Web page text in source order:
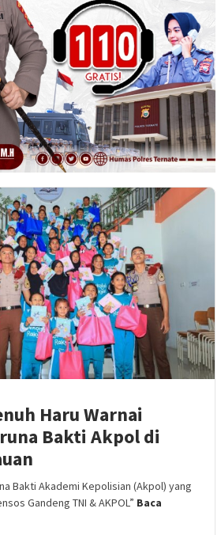
Haru Warnai
Bakti Akpol di
Bakti Akademi Kepolisian (Akpol) yang
Gandeng TNI & AKPOL” Baca